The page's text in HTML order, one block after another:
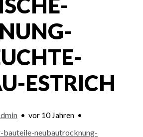
ESTRICH
• vor 10 Jahren •